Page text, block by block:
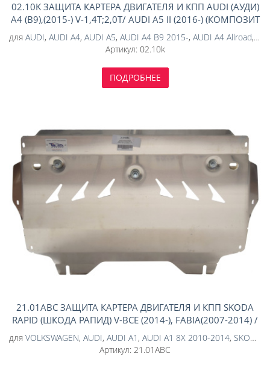
02.10K ЗАЩИТА КАРТЕРА ДВИГАТЕЛЯ И КПП AUDI (АУДИ)
A4 (В9),(2015-) V-1,4T;2,0T/ AUDI A5 II (2016-) (КОМПОЗИТ
6 ММ)
для AUDI, AUDI A4, AUDI A5, AUDI A4 B9 2015-, AUDI A4 Allroad,
Артикул: 02.10k
ПОДРОБНЕЕ
21.01ABC ЗАЩИТА КАРТЕРА ДВИГАТЕЛЯ И КПП SKODA
RAPID (ШКОДА РАПИД) V-ВСЕ (2014-), FABIA(2007-2014) /
AUDI (АУДИ) A1 (2010-) / VW POLO SD V-ВСЕ (2010-)
(АЛЮМИНИЙ 4 ММ)
для VOLKSWAGEN, AUDI, AUDI A1 , AUDI A1 8X 2010-2014, SKODA
Артикул: 21.01ABC